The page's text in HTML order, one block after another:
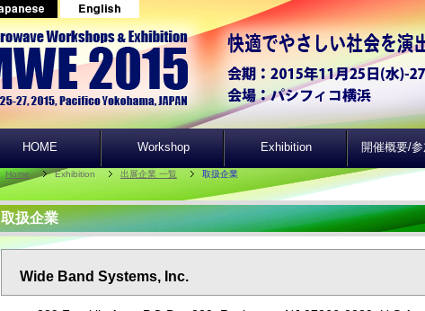
HOME Workshop Exhibition 開催概要/
Home Exhibition 出展企業 一覧 取扱企業
取扱企業
Wide Band Systems, Inc.